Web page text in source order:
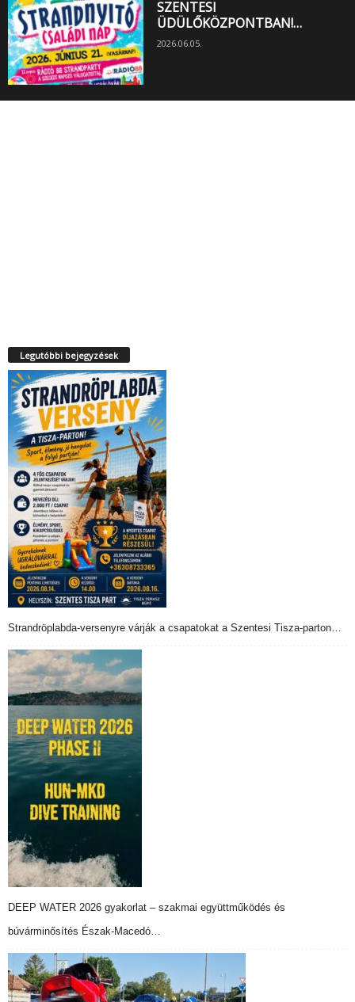
SZENTESI
ÜDÜLŐKÖZPONTBAN!…
2026.06.05.
Legutóbbi bejegyzések
Strandröplabda-versenyre várják a csapatokat a Szentesi Tisza-parton…
DEEP WATER 2026 gyakorlat – szakmai együttműködés és
búvárminősítés Észak-Macedó…